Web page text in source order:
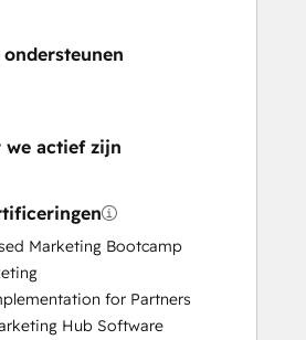
we actief zijn
Marketing Bootcamp
for Partners
Hub Software